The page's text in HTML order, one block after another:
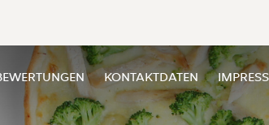
KONTAKTDATEN